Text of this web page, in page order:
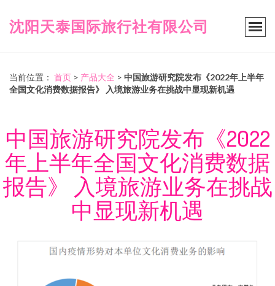
沈阳天泰国际旅行社有限公司
当前位置： 首页 > 产品大全 > 中国旅游研究院发布《2022年上半年
全国文化消费数据报告》 入境旅游业务在挑战中显现新机遇
中国旅游研究院发布《2022
年上半年全国文化消费数据
报告》 入境旅游业务在挑战
中显现新机遇